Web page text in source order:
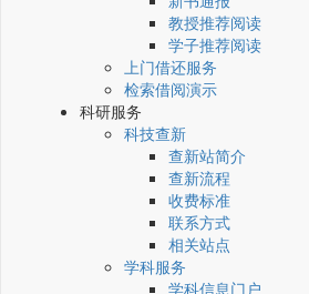
教授推荐阅读
学子推荐阅读
上门借还服务
检索借阅演示
科研服务
科技查新
查新站简介
查新流程
收费标准
联系方式
相关站点
学科服务
学科信息门户